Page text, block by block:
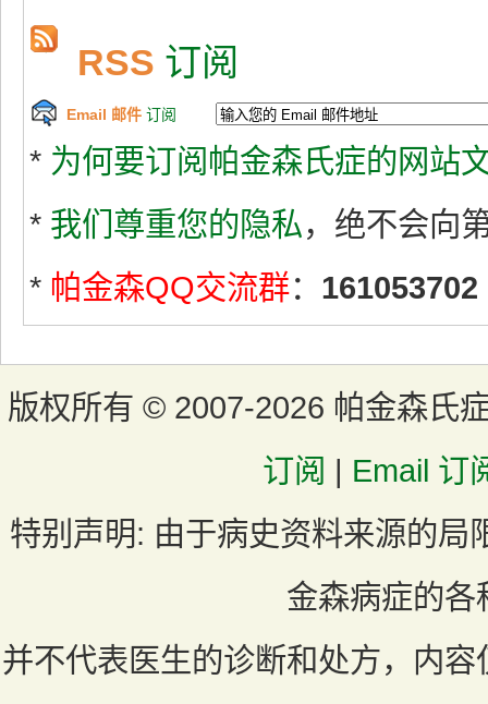
RSS 订阅
Email 邮件 订阅
* 为何要订阅帕金森氏症的网站
* 我们尊重您的隐私，绝不会向
* 帕金森QQ交流群： 161053702
版权所有 © 2007-2026 帕金森氏
订阅 | Email 订
特别声明: 由于病史资料来源的局
金森病症的各
并不代表医生的诊断和处方，内